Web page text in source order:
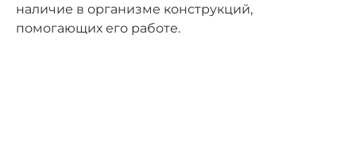
наличие в организме конструкций,
помогающих его работе.